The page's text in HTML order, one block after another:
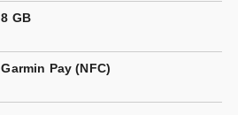
8 GB
Garmin Pay (NFC)